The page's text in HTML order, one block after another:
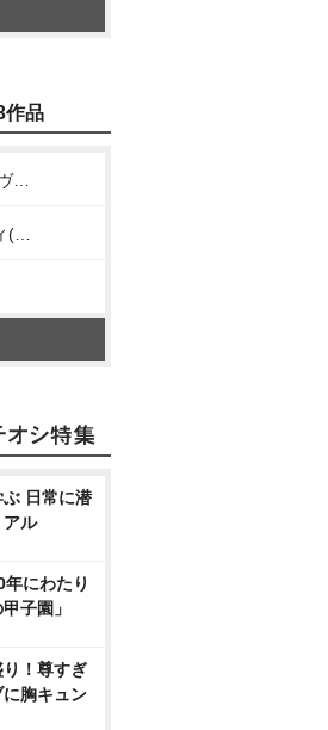
作品
クイーン ジュエルズ～ヴェリー・ベスト・オブ・クイーン～
日常に潜
アル
にわたり
子園」
！尊すぎ
胸キュン